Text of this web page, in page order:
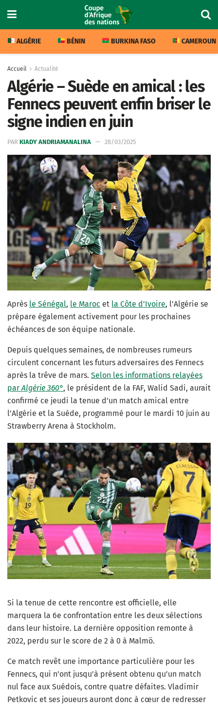
ALGÉRIE BÉNIN BURKINA FASO CAMEROUN
Accueil Actualité
Algérie – Suède en amical : les
Fennecs peuvent enfin briser le
signe indien en juin
PAR KIADY ANDRIAMANALINA 28/03/2025
Après le Sénégal, le Maroc et la Côte d’Ivoire, l’Algérie se
prépare également activement pour les prochaines
échéances de son équipe nationale.
Depuis quelques semaines, de nombreuses rumeurs
circulent concernant les futurs adversaires des Fennecs
après la trêve de mars. Selon les informations relayées
parAlgérie 360°, le président de la FAF, Walid Sadi, aurait
confirmé ce jeudi la tenue d’un match amical entre
l’Algérie et la Suède, programmé pour le mardi 10 juin au
Strawberry Arena à Stockholm.
Si la tenue de cette rencontre est officielle, elle
marquera la 6e confrontation entre les deux sélections
dans leur histoire. La dernière opposition remonte à
2022, perdu sur le score de 2 à 0 à Malmö.
Ce match revêt une importance particulière pour les
Fennecs, qui n’ont jusqu’à présent obtenu qu’un match
nul face aux Suédois, contre quatre défaites. Vladimir
Petkovic et ses joueurs auront donc à cœur de redresser